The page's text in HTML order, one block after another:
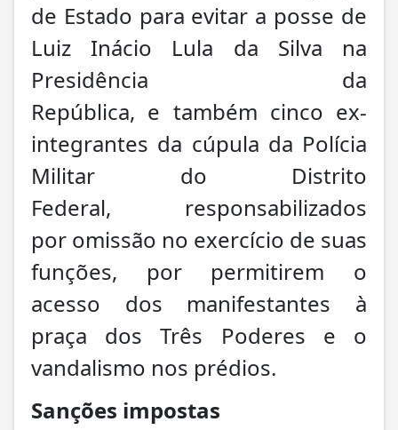
de Estado para evitar a posse de
Luiz Inácio Lula da Silva na
Presidência da
República, e também cinco ex-
integrantes da cúpula da Polícia
Militar do Distrito
Federal, responsabilizados
por omissão no exercício de suas
funções, por permitirem o
acesso dos manifestantes à
praça dos Três Poderes e o
vandalismo nos prédios.
Sanções impostas